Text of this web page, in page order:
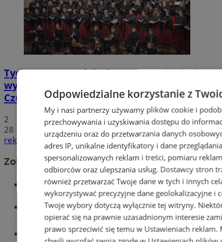
Tychy: Koncert chóralny "Messa di Gloria" –
wyjątkowe wydarzenie muzyczne w
Czułowie
2
28
reklama
Zobacz również
Wiadomości kryminalne w Tychach
Wiadomości lokalne
Części samochodowe do -70%!
Odpowiedzialne korzystanie z
My i nasi partnerzy używamy plików cookie i
przechowywania i uzyskiwania dostępu do
urządzeniu oraz do przetwarzania danych
adres IP, unikalne identyfikatory i dane
spersonalizowanych reklam i treści, pomiaru
odbiorców oraz ulepszania usług. Dostawcy stron
również przetwarzać Twoje dane w tych i innych
wykorzystywać precyzyjne dane geolokalizacyjne i
Twoje wybory dotyczą wyłącznie tej witryny.
opierać się na prawnie uzasadnionym interesie
prawo sprzeciwić się temu w Ustawieniach reklam.